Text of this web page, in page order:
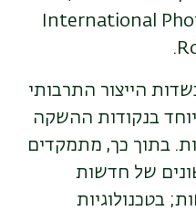
International
.
הייצור התרבותי
בנקודות ההשקה
בתוך כך, מתמקדים
של חדשות
בטכנולוגיות